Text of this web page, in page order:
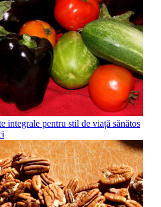
integrale pentru stil de viață sănătos